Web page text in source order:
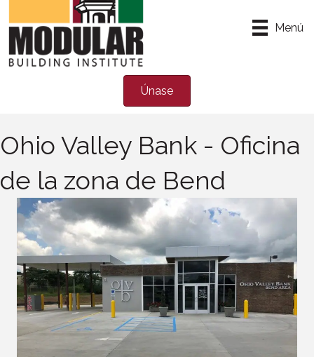
Menú
Únase
Ohio Valley Bank - Oficina
de la zona de Bend